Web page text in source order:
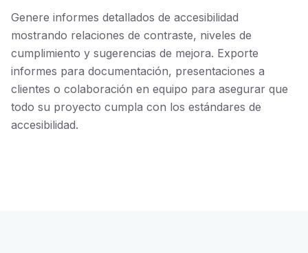
Genere informes detallados de accesibilidad
mostrando relaciones de contraste, niveles de
cumplimiento y sugerencias de mejora. Exporte
informes para documentación, presentaciones a
clientes o colaboración en equipo para asegurar que
todo su proyecto cumpla con los estándares de
accesibilidad.